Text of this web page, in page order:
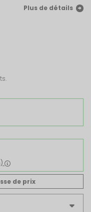
Plus de détails
de prix